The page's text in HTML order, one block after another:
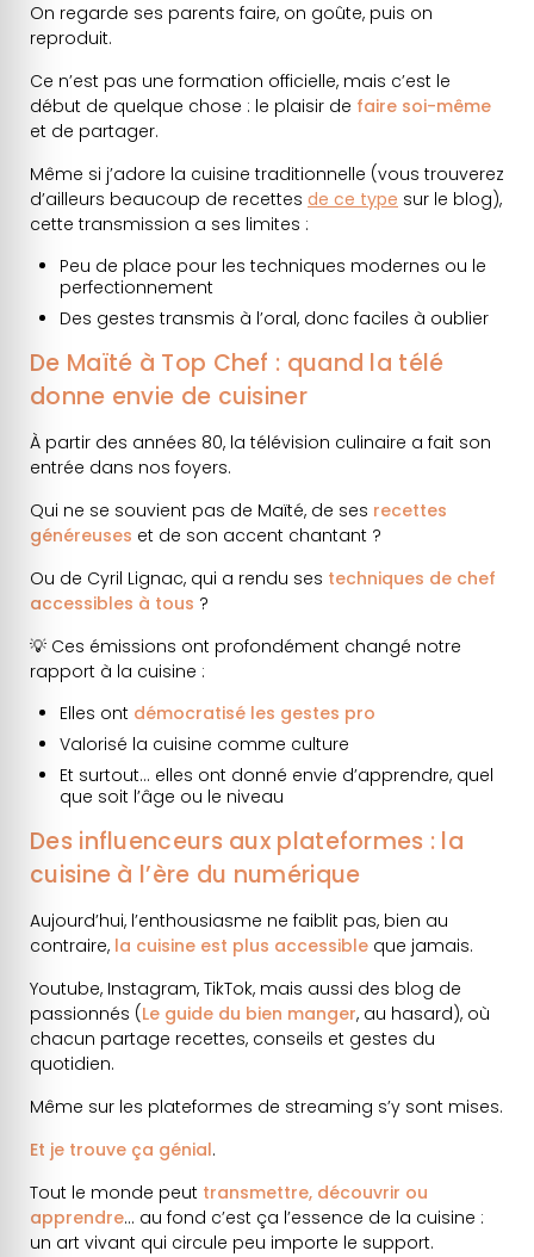
On regarde ses parents faire, on goûte, puis on
reproduit.
Ce n’est pas une formation officielle, mais c’est le
début de quelque chose : le plaisir de faire soi-même
et de partager.
Même si j’adore la cuisine traditionnelle (vous trouverez
d’ailleurs beaucoup de recettes de ce type sur le blog),
cette transmission a ses limites :
Peu de place pour les techniques modernes ou le
perfectionnement
Des gestes transmis à l’oral, donc faciles à oublier
De Maïté à Top Chef : quand la télé
donne envie de cuisiner
À partir des années 80, la télévision culinaire a fait son
entrée dans nos foyers.
Qui ne se souvient pas de Maïté, de ses recettes
généreuses et de son accent chantant ?
Ou de Cyril Lignac, qui a rendu ses techniques de chef
accessibles à tous ?
💡 Ces émissions ont profondément changé notre
rapport à la cuisine :
Elles ont démocratisé les gestes pro
Valorisé la cuisine comme culture
Et surtout… elles ont donné envie d’apprendre, quel
que soit l’âge ou le niveau
Des influenceurs aux plateformes : la
cuisine à l’ère du numérique
Aujourd’hui, l’enthousiasme ne faiblit pas, bien au
contraire, la cuisine est plus accessible que jamais.
Youtube, Instagram, TikTok, mais aussi des blog de
passionnés (Le guide du bien manger, au hasard), où
chacun partage recettes, conseils et gestes du
quotidien.
Même sur les plateformes de streaming s’y sont mises.
Et je trouve ça génial.
Tout le monde peut transmettre, découvrir ou
apprendre… au fond c’est ça l’essence de la cuisine :
un art vivant qui circule peu importe le support.